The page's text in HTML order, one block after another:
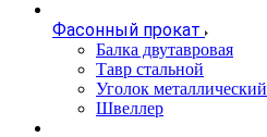
Фасонный прокат
Балка двутавровая
Тавр стальной
Уголок металлический
Швеллер